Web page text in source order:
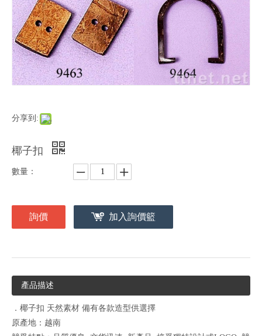
分享到:
椰子扣
數量：
詢價 加入詢價籃
產品描述
．椰子扣 天然素材 備有各款造型供選擇
原產地：越南